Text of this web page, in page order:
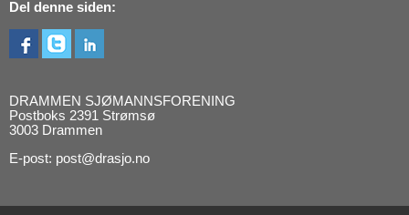
Del denne siden:
DRAMMEN SJØMANNSFORENING
Postboks 2391 Strømsø
3003 Drammen
E-post: post@drasjo.no